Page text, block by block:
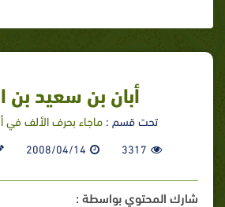
أبان بن سعيد بن
تحت قسم : ماجاء بحرف الألف في
3317
2008/04/14
شارك المحتوي بواسطة :